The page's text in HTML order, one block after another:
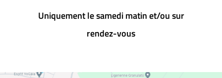
Uniquement le samedi matin et/ou sur
rendez-vous